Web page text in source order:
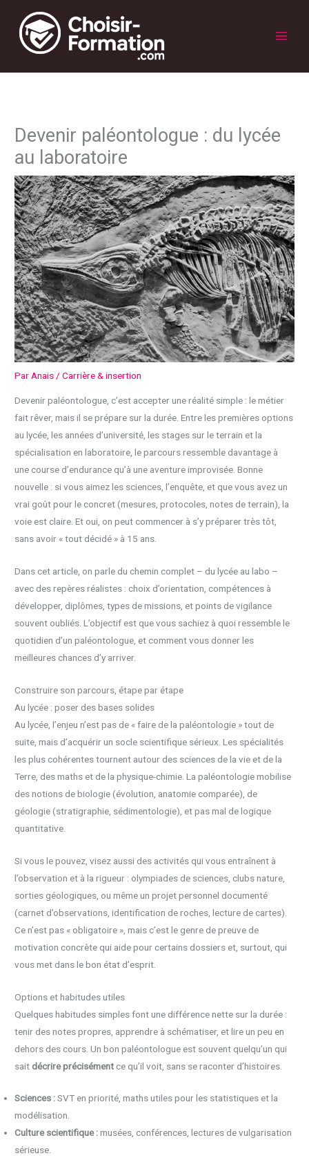
contenu
Menu
Devenir paléontologue : du lycée
au laboratoire
ParAnais/Carrière & insertion
Devenir paléontologue, c’est accepter une réalité simple : le métier
fait rêver, mais il se prépare sur la durée. Entre les premières options
au lycée, les années d’université, les stages sur le terrain et la
spécialisation en laboratoire, le parcours ressemble davantage à
une course d’endurance qu’à une aventure improvisée. Bonne
nouvelle : si vous aimez les sciences, l’enquête, et que vous avez un
vrai goût pour le concret (mesures, protocoles, notes de terrain), la
voie est claire. Et oui, on peut commencer à s’y préparer très tôt,
sans avoir « tout décidé » à 15 ans.
Dans cet article, on parle du chemin complet – du lycée au labo –
avec des repères réalistes : choix d’orientation, compétences à
développer, diplômes, types de missions, et points de vigilance
souvent oubliés. L’objectif est que vous sachiez à quoi ressemble le
quotidien d’un paléontologue, et comment vous donner les
meilleures chances d’y arriver.
Construire son parcours, étape par étape
Au lycée : poser des bases solides
Au lycée, l’enjeu n’est pas de « faire de la paléontologie » tout de
suite, mais d’acquérir un socle scientifique sérieux. Les spécialités
les plus cohérentes tournent autour des sciences de la vie et de la
Terre, des maths et de la physique-chimie. La paléontologie mobilise
des notions de biologie (évolution, anatomie comparée), de
géologie (stratigraphie, sédimentologie), et pas mal de logique
quantitative.
Si vous le pouvez, visez aussi des activités qui vous entraînent à
l’observation et à la rigueur : olympiades de sciences, clubs nature,
sorties géologiques, ou même un projet personnel documenté
(carnet d’observations, identification de roches, lecture de cartes).
Ce n’est pas « obligatoire », mais c’est le genre de preuve de
motivation concrète qui aide pour certains dossiers et, surtout, qui
vous met dans le bon état d’esprit.
Options et habitudes utiles
Quelques habitudes simples font une différence nette sur la durée :
tenir des notes propres, apprendre à schématiser, et lire un peu en
dehors des cours. Un bon paléontologue est souvent quelqu’un qui
sait décrire précisément ce qu’il voit, sans se raconter d’histoires.
Sciences :SVT en priorité, maths utiles pour les statistiques et la
modélisation.
Culture scientifique :musées, conférences, lectures de vulgarisation
sérieuse.